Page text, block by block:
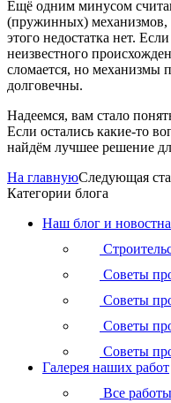
Ещё одним минусом
(пружинных) механизмов,
этого недостатка нет.
неизвестного
сломается, но механизмы
долговечны.
Надеемся, вам стало
Если остались какие-то
найдём лучшее решение
На главнуюСледующая
Категории блога
Наш блог и
Советы
Советы
Советы
Советы
Галерея наших работ
Все